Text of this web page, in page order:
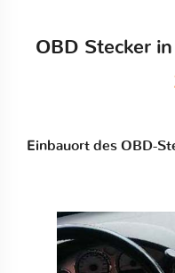
OBD Stecker in
Einbauort des OBD-